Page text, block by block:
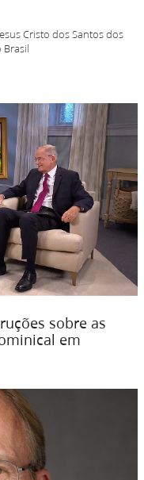
Cristo dos Santos dos
Brasil
sobre as
em